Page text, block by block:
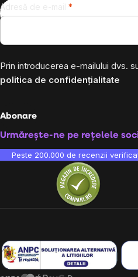
Adresă de e-mail
Prin introducerea e-mailului dvs.
politica de confidențialitate
Abonare
Urmărește-ne pe rețelele
Peste 200.000 de recenzii